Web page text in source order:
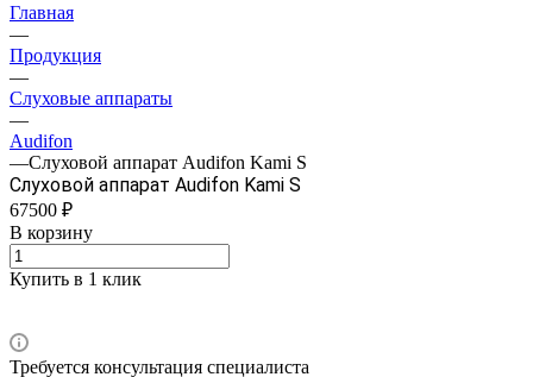
Главная
—
Продукция
—
Слуховые аппараты
—
Audifon
—Слуховой аппарат Audifon Kami S
Слуховой аппарат Audifon Kami S
67500 ₽
В корзину
Купить в 1 клик
Требуется консультация специалиста